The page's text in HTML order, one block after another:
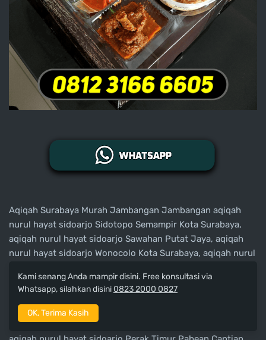
Aqiqah Surabaya Murah Jambangan Jambangan aqiqah
nurul hayat sidoarjo Sidotopo Semampir Kota Surabaya,
aqiqah nurul hayat sidoarjo Sawahan Putat Jaya, aqiqah
nurul hayat sidoarjo Wonocolo Kota Surabaya, aqiqah nurul
sidoarjo Kutisari Tenggilis Mejoyo Kota Surabaya, aqiqah
nurul hayat sidoarjo Bringin Sambikerep, aqiqah nurul
hayat sidoarjo Romokalisari Benowo Kota Surabaya, aqiqah
nurul hayat sidoarjo Jajar Tunggal Wiyung Kota Surabaya,
Kami senang Anda mampir disini. Free konsultasi via
Whatsapp, silahkan disini 0823 2000 0827
OK, Terima Kasih